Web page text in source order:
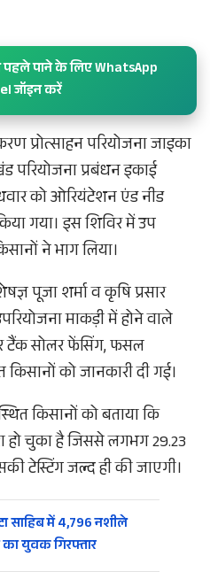
पाने के लिए WhatsApp
जॉइन करें
प्रोत्साहन परियोजना जाइका
प्रबंधन इकाई
को ओरियंटेशन एंड नीड
गया। इस शिविर में उप
ने भाग लिया।
पूजा शर्मा व कृषि प्रसार
माकड़ी में होने वाले
टैंक सोलर फेंसिंग, फसल
को जानकारी दी गई।
किसानों को बताया कि
हो चुका है जिससे लगभग 29.23
टेस्टिंग जल्द ही की जाएगी।
साहिब में 4,796 नशीले
युवक गिरफ्तार